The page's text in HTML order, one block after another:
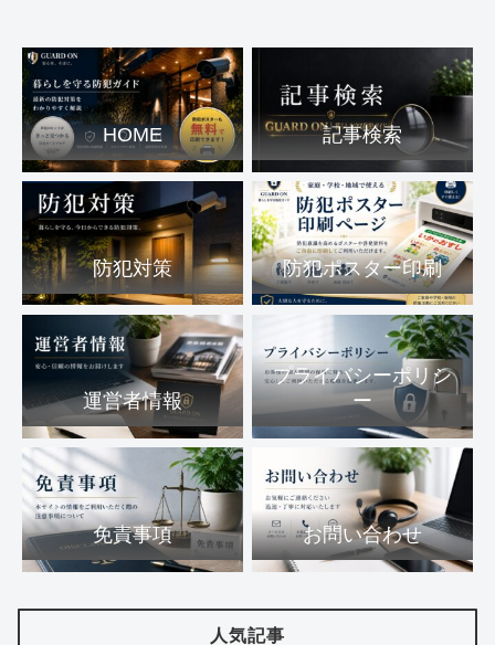
HOME 記事検索
防犯対策 防犯ポスター印刷
運営者情報
プライバシーポリシ
ー
免責事項 お問い合わせ
人気記事